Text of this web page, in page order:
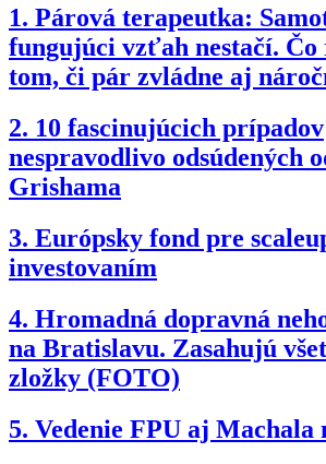
1. Párová terapeutka:
fungujúci vzťah nestačí. Čo
tom, či pár zvládne aj
2. 10 fascinujúcich prípadov
nespravodlivo odsúdených
Grishama
3. Európsky fond pre
investovaním
4. Hromadná dopravná
na Bratislavu. Zasahujú
zložky (FOTO)
5. Vedenie FPU aj Machala